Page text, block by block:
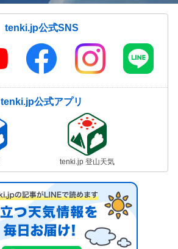
tenki.jp公式SNS
tenki.jp公式アプリ
tenki.jp 登山天気